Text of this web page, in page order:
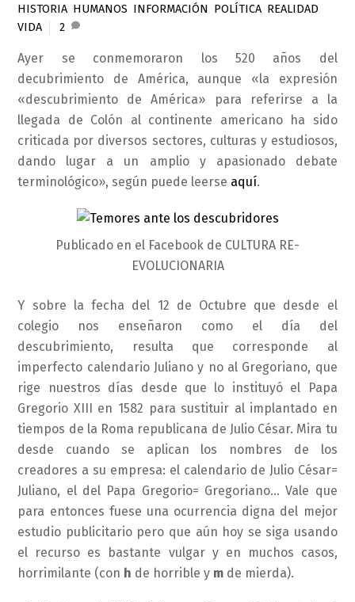
HISTORIA HUMANOS INFORMACIÓN POLÍTICA REALIDAD
VIDA
2
Ayer se conmemoraron los 520 años del
decubrimiento de América, aunque «la expresión
«descubrimiento de América» para referirse a la
llegada de Colón al continente americano ha sido
criticada por diversos sectores, culturas y estudiosos,
dando lugar a un amplio y apasionado debate
terminológico», según puede leerse aquí.
Publicado en el Facebook de CULTURA RE-
EVOLUCIONARIA
Y sobre la fecha del 12 de Octubre que desde el
colegio nos enseñaron como el día del
descubrimiento, resulta que corresponde al
imperfecto calendario Juliano y no al Gregoriano, que
rige nuestros días desde que lo instituyó el Papa
Gregorio XIII en 1582 para sustituir al implantado en
tiempos de la Roma republicana de Julio César. Mira tu
desde cuando se aplican los nombres de los
creadores a su empresa: el calendario de Julio César=
Juliano, el del Papa Gregorio= Gregoriano… Vale que
para entonces fuese una ocurrencia digna del mejor
estudio publicitario pero que aún hoy se siga usando
el recurso es bastante vulgar y en muchos casos,
horrimilante (con h de horrible y m de mierda).